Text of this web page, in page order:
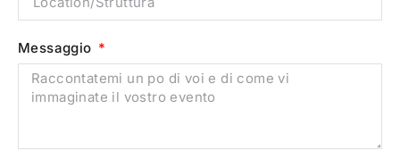
Messaggio